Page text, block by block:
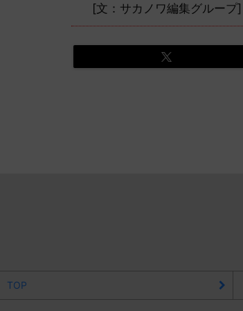
[文：サカノワ編集グループ]
TOP